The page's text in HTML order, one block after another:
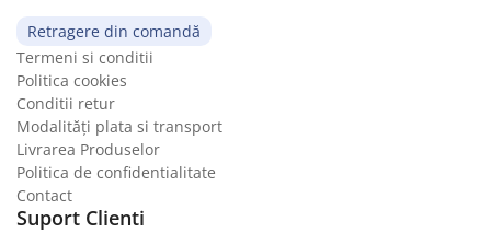
Retragere din comandă
Termeni si conditii
Politica cookies
Conditii retur
Modalități plata si transport
Livrarea Produselor
Politica de confidentialitate
Contact
Suport Clienti